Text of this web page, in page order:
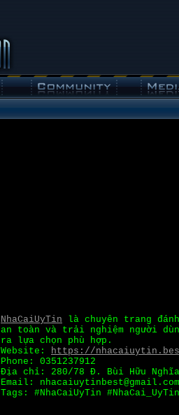
NhaCaiUyTin là chuyên trang
an toàn và trải nghiệm người
ra lựa chọn phù hợp.
Website: https://
Phone: 0351237912
Địa chỉ: 280/78 Đ. Bùi Hữu
Email: nhacaiuytinbest@gmail.com
Tags: #NhaCaiUyTin